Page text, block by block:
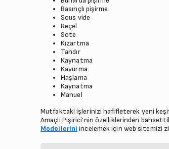
Basınçlı pişirme
Sous vide
Reçel
Sote
Kızartma
Tandır
Kaynatma
Kavurma
Haşlama
Kaynatma
Manuel
Mutfaktaki işlerinizi hafifleterek yeni
Amaçlı Pişirici’nin özelliklerinden
Modellerini incelemek için web sitemizi